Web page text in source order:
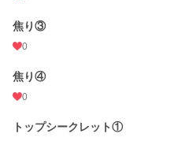
焦り③
0
焦り④
0
トップシークレット①